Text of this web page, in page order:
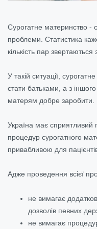
Сурогатне материнство -
проблеми. Статистика
кількість пар
У такій ситуації,
стати батьками, а з
матерям добре заробити.
Україна має
процедур сурогатного
привабливою для пацієнтів
Адже проведення всієї
не вимагає
дозволів певних
не вимагає